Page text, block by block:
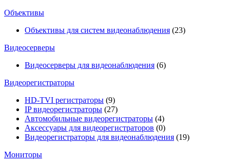
Объективы
Объективы для систем видеонаблюдения (23)
Видеосерверы
Видеосерверы для видеонаблюдения (6)
Видеорегистраторы
HD-TVI регистраторы (9)
IP видеорегистраторы (27)
Автомобильные видеорегистраторы (4)
Аксессуары для видеорегистраторов (0)
Видеорегистраторы для видеонаблюдения (19)
Мониторы